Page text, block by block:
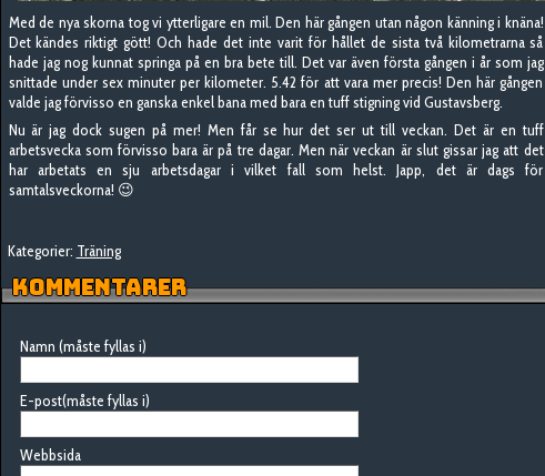
Med de nya skorna tog vi ytterligare en mil. Den här gången utan någon känning i knäna!
Det kändes riktigt gött! Och hade det inte varit för hållet de sista två kilometrarna så
hade jag nog kunnat springa på en bra bete till. Det var även första gången i år som jag
snittade under sex minuter per kilometer. 5.42 för att vara mer precis! Den här gången
valde jag förvisso en ganska enkel bana med bara en tuff stigning vid Gustavsberg.
Nu är jag dock sugen på mer! Men får se hur det ser ut till veckan. Det är en tuff
arbetsvecka som förvisso bara är på tre dagar. Men när veckan är slut gissar jag att det
har arbetats en sju arbetsdagar i vilket fall som helst. Japp, det är dags för
samtalsveckorna! 😉
Kategorier: Träning
KOMMENTARER
Namn (måste fyllas i)
E-post(måste fyllas i)
Webbsida